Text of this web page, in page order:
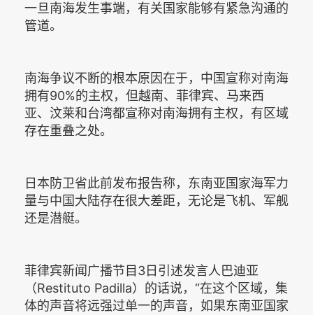
一旦南海发生事端，有关国家能够有紧急沟通的
管道。
南海争议不断的根本原因在于，中国宣称对南海
拥有90%的主权，但越南、菲律宾、马来西
亚、汶莱和台湾都宣称对南海拥有主权，有区域
存在重叠之处。
日本防卫省此前发布报告称，东南亚国家海军力
量与中国大陆存在很大差距，无论是飞机、军舰
还是潜艇。
菲律宾新闻广播节目3日引述发言人巴迪亚
（Restituto Padilla）的话说，“在这个区域，集
体的声音将远强过单一的声音，如果东南亚国家